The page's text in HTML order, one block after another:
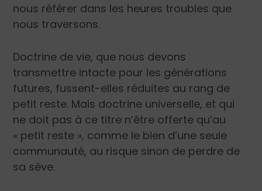
nous référer dans les heures troubles que
nous traversons.
Doctrine de vie, que nous devons
transmettre intacte pour les générations
futures, fussent-elles réduites au rang de
petit reste. Mais doctrine universelle, et qui
ne doit pas à ce titre n’être offerte qu’au
« petit reste », comme le bien d’une seule
communauté, au risque sinon de perdre de
sa sève.